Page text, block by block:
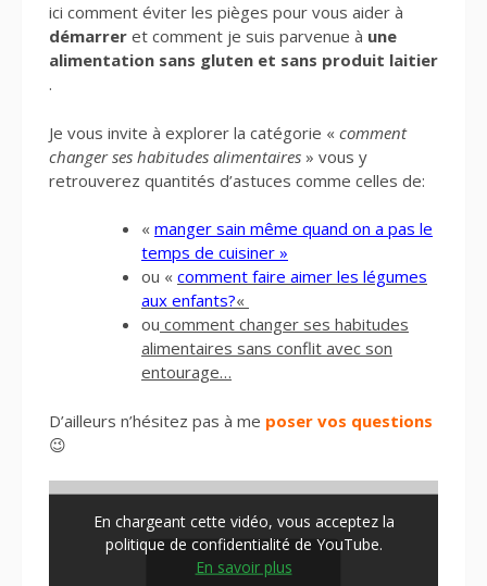
ici comment éviter les pièges pour vous aider à
démarrer et comment je suis parvenue à une
alimentation sans gluten et sans produit laitier
.
Je vous invite à explorer la catégorie « comment
changer ses habitudes alimentaires » vous y
retrouverez quantités d’astuces comme celles de:
« manger sain même quand on a pas le
temps de cuisiner »
ou « comment faire aimer les légumes
aux enfants?«
ou comment changer ses habitudes
alimentaires sans conflit avec son
entourage…
D’ailleurs n’hésitez pas à me poser vos questions
😉
En chargeant cette vidéo, vous acceptez la
politique de confidentialité de YouTube.
En savoir plus